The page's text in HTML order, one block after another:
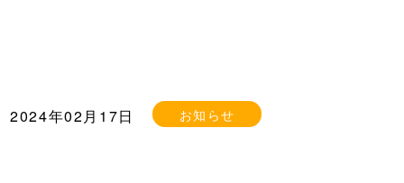
2024年02月17日 お知らせ